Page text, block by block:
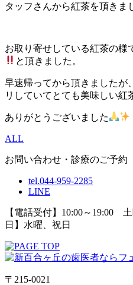
タッフさんから紅茶を頂きま
お取り寄せしている紅茶の様
と頂きました。
早速帰ってから頂きましたが
ありがとうございました
ALL
お問い合わせ・診療のご予約
tel.044-959-2285
LINE
【電話受付】10:00～19:00
日】水曜、祝日
〒215-0021